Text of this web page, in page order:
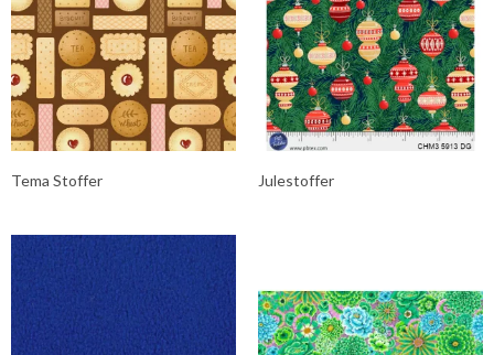
Tema Stoffer Julestoffer